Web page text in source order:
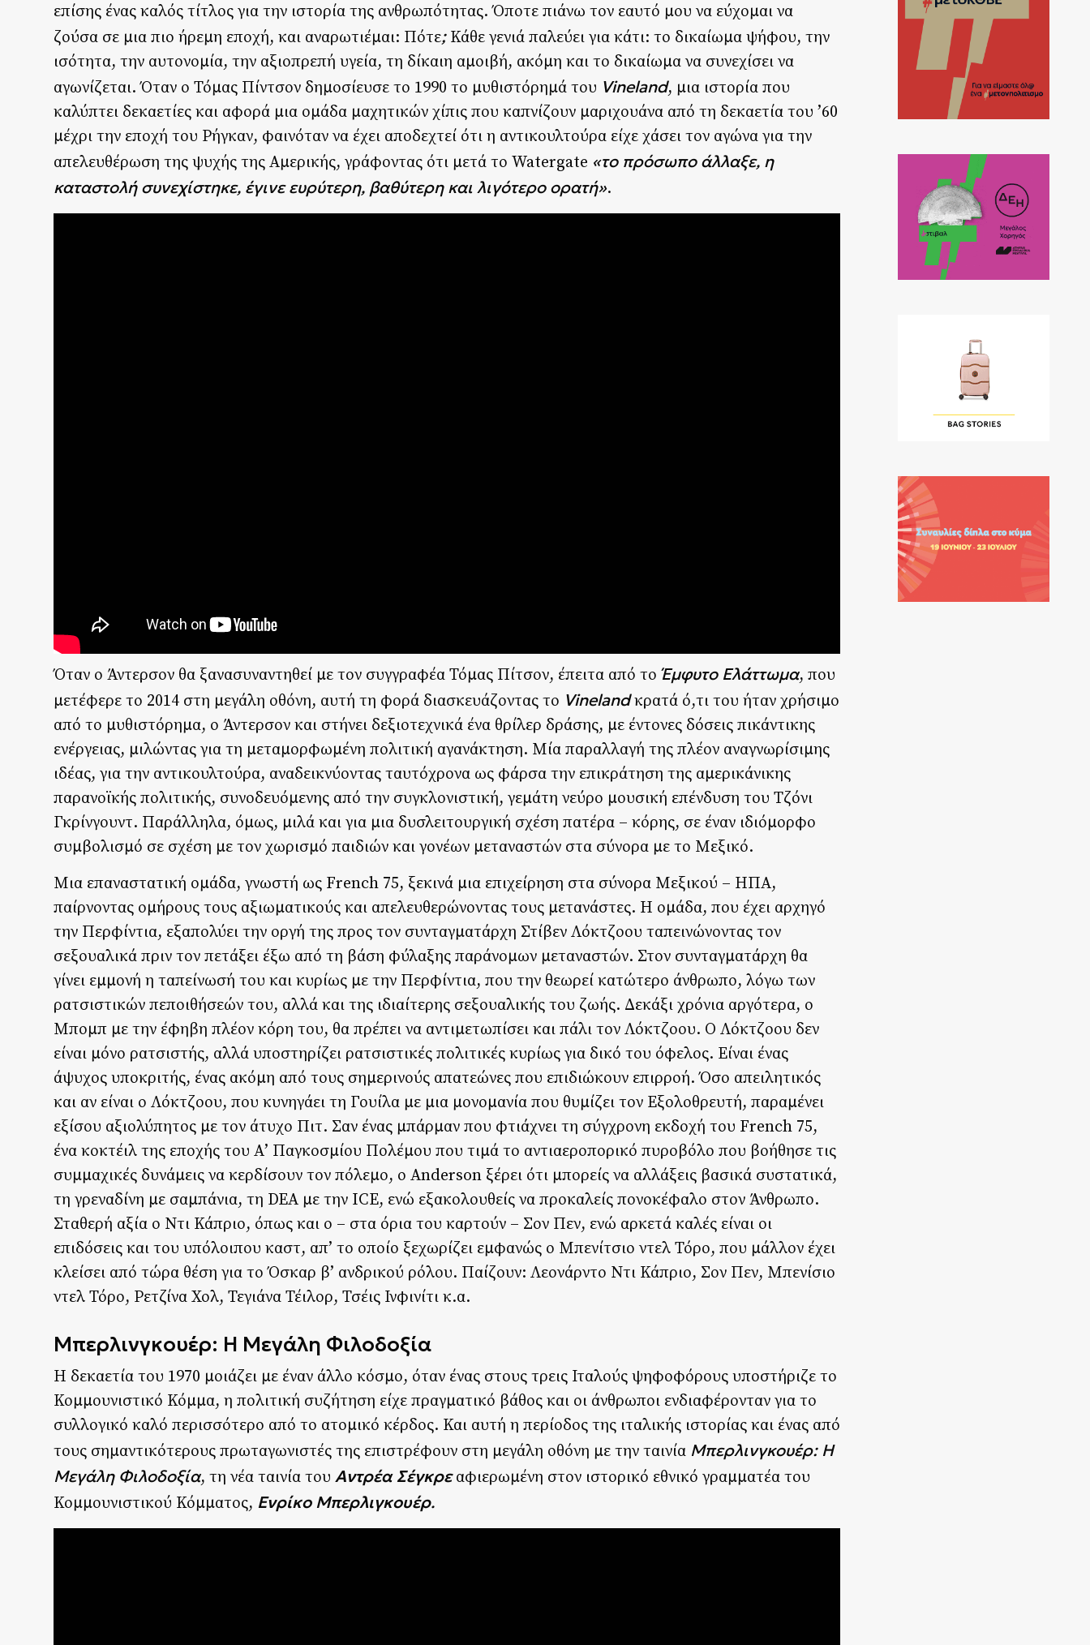
επίσης ένας καλός τίτλος για την ιστορία της ανθρωπότητας. Όποτε πιάνω τον εαυτό μου να εύχομαι να
ζούσα σε μια πιο ήρεμη εποχή, και αναρωτιέμαι: Πότε;Κάθε γενιά παλεύει για κάτι: το δικαίωμα ψήφου, την
ισότητα, την αυτονομία, την αξιοπρεπή υγεία, τη δίκαιη αμοιβή, ακόμη και το δικαίωμα να συνεχίσει να
αγωνίζεται. Όταν ο Τόμας Πίντσον δημοσίευσε το 1990 το μυθιστόρημά του Vineland, μια ιστορία που
καλύπτει δεκαετίες και αφορά μια ομάδα μαχητικών χίπις που καπνίζουν μαριχουάνα από τη δεκαετία του ’60
μέχρι την εποχή του Ρήγκαν, φαινόταν να έχει αποδεχτεί ότι η αντικουλτούρα είχε χάσει τον αγώνα για την
απελευθέρωση της ψυχής της Αμερικής, γράφοντας ότι μετά το Watergate «το πρόσωπο άλλαξε, η
καταστολή συνεχίστηκε, έγινε ευρύτερη, βαθύτερη και λιγότερο ορατή».
Όταν ο Άντερσον θα ξανασυναντηθεί με τον συγγραφέα Τόμας Πίτσον, έπειτα από το Έμφυτο Ελάττωμα, που
μετέφερε το 2014 στη μεγάλη οθόνη, αυτή τη φορά διασκευάζοντας το Vinelandκρατά ό,τι του ήταν χρήσιμο
από το μυθιστόρημα, ο Άντερσον και στήνει δεξιοτεχνικά ένα θρίλερ δράσης, με έντονες δόσεις πικάντικης
ενέργειας, μιλώντας για τη μεταμορφωμένη πολιτική αγανάκτηση. Μία παραλλαγή της πλέον αναγνωρίσιμης
ιδέας, για την αντικουλτούρα, αναδεικνύοντας ταυτόχρονα ως φάρσα την επικράτηση της αμερικάνικης
παρανοϊκής πολιτικής, συνοδευόμενης από την συγκλονιστική, γεμάτη νεύρο μουσική επένδυση του Τζόνι
Γκρίνγουντ. Παράλληλα, όμως, μιλά και για μια δυσλειτουργική σχέση πατέρα – κόρης, σε έναν ιδιόμορφο
συμβολισμό σε σχέση με τον χωρισμό παιδιών και γονέων μεταναστών στα σύνορα με το Μεξικό.
Μια επαναστατική ομάδα, γνωστή ως French 75, ξεκινά μια επιχείρηση στα σύνορα Μεξικού – ΗΠΑ,
παίρνοντας ομήρους τους αξιωματικούς και απελευθερώνοντας τους μετανάστες. Η ομάδα, που έχει αρχηγό
την Περφίντια, εξαπολύει την οργή της προς τον συνταγματάρχη Στίβεν Λόκτζοου ταπεινώνοντας τον
σεξουαλικά πριν τον πετάξει έξω από τη βάση φύλαξης παράνομων μεταναστών. Στον συνταγματάρχη θα
γίνει εμμονή η ταπείνωσή του και κυρίως με την Περφίντια, που την θεωρεί κατώτερο άνθρωπο, λόγω των
ρατσιστικών πεποιθήσεών του, αλλά και της ιδιαίτερης σεξουαλικής του ζωής. Δεκάξι χρόνια αργότερα, ο
Μπομπ με την έφηβη πλέον κόρη του, θα πρέπει να αντιμετωπίσει και πάλι τον Λόκτζοου. Ο Λόκτζοου δεν
είναι μόνο ρατσιστής, αλλά υποστηρίζει ρατσιστικές πολιτικές κυρίως για δικό του όφελος. Είναι ένας
άψυχος υποκριτής, ένας ακόμη από τους σημερινούς απατεώνες που επιδιώκουν επιρροή. Όσο απειλητικός
και αν είναι ο Λόκτζοου, που κυνηγάει τη Γουίλα με μια μονομανία που θυμίζει τον Εξολοθρευτή, παραμένει
εξίσου αξιολύπητος με τον άτυχο Πιτ. Σαν ένας μπάρμαν που φτιάχνει τη σύγχρονη εκδοχή του French 75,
ένα κοκτέιλ της εποχής του Α’ Παγκοσμίου Πολέμου που τιμά το αντιαεροπορικό πυροβόλο που βοήθησε τις
συμμαχικές δυνάμεις να κερδίσουν τον πόλεμο, ο Anderson ξέρει ότι μπορείς να αλλάξεις βασικά συστατικά,
τη γρεναδίνη με σαμπάνια, τη DEA με την ICE, ενώ εξακολουθείς να προκαλείς πονοκέφαλο στον Άνθρωπο.
Σταθερή αξία ο Ντι Κάπριο, όπως και ο – στα όρια του καρτούν – Σον Πεν, ενώ αρκετά καλές είναι οι
επιδόσεις και του υπόλοιπου καστ, απ’ το οποίο ξεχωρίζει εμφανώς ο Μπενίτσιο ντελ Τόρο, που μάλλον έχει
κλείσει από τώρα θέση για το Όσκαρ β’ ανδρικού ρόλου. Παίζουν: Λεονάρντο Ντι Κάπριο, Σον Πεν, Μπενίσιο
ντελ Τόρο, Ρετζίνα Χολ, Τεγιάνα Τέιλορ, Τσέις Ινφινίτι κ.α.
Μπερλινγκουέρ: Η Μεγάλη Φιλοδοξία
Η δεκαετία του 1970 μοιάζει με έναν άλλο κόσμο, όταν ένας στους τρεις Ιταλούς ψηφοφόρους υποστήριζε το
Κομμουνιστικό Κόμμα, η πολιτική συζήτηση είχε πραγματικό βάθος και οι άνθρωποι ενδιαφέρονταν για το
συλλογικό καλό περισσότερο από το ατομικό κέρδος. Και αυτή η περίοδος της ιταλικής ιστορίας και ένας από
τους σημαντικότερους πρωταγωνιστές της επιστρέφουν στη μεγάλη οθόνη με την ταινία Μπερλινγκουέρ: Η
Μεγάλη Φιλοδοξία, τη νέα ταινία τουΑντρέα Σέγκρεαφιερωμένη στον ιστορικό εθνικό γραμματέα του
Κομμουνιστικού Κόμματος, Ενρίκο Μπερλιγκουέρ.